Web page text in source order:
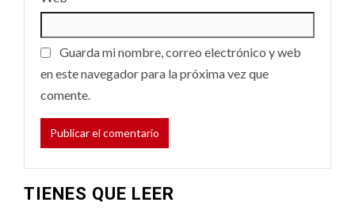
Guarda mi nombre, correo electrónico y web
en este navegador para la próxima vez que
comente.
TIENES QUE LEER